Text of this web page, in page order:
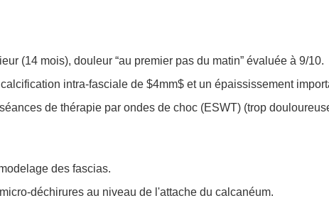
(14 mois), douleur “au premier pas du matin” évaluée à 9/10.
intra-fasciale de $4mm$ et un épaississement
de thérapie par ondes de choc (ESWT) (trop
des fascias.
déchirures au niveau de l'attache du calcanéum.